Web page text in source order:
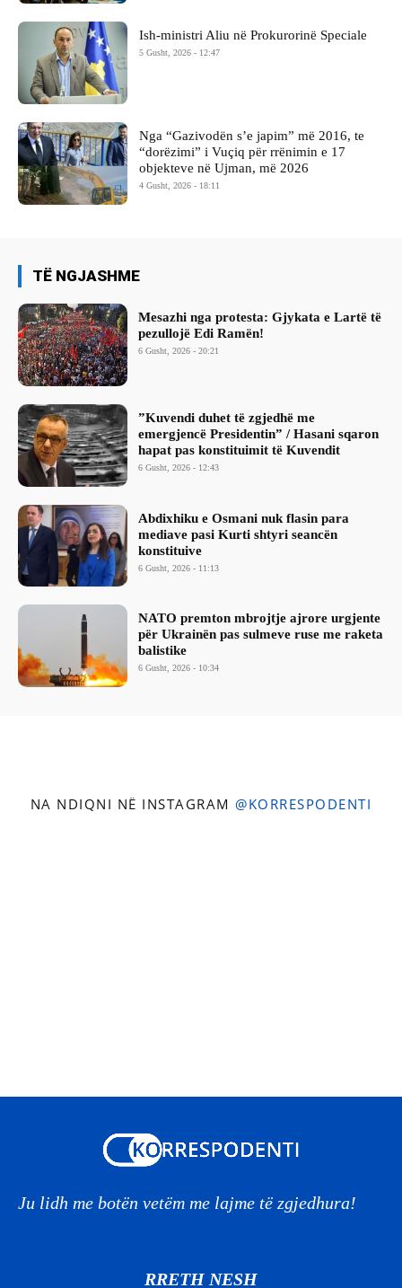
Ish-ministri ​Aliu në Prokurorinë Speciale
5 Gusht, 2026 - 12:47
Nga “Gazivodën s’e japim” më 2016, te
“dorëzimi” i Vuçiq për rrënimin e 17
objekteve në Ujman, më 2026
4 Gusht, 2026 - 18:11
TË NGJASHME
Mesazhi nga protesta: Gjykata e Lartë të
pezullojë Edi Ramën!
6 Gusht, 2026 - 20:21
​”Kuvendi duhet të zgjedhë me
emergjencë Presidentin” / Hasani sqaron
hapat pas konstituimit të Kuvendit
6 Gusht, 2026 - 12:43
Abdixhiku e Osmani nuk flasin para
mediave pasi Kurti shtyri seancën
konstituive
6 Gusht, 2026 - 11:13
NATO premton mbrojtje ajrore urgjente
për Ukrainën pas sulmeve ruse me raketa
balistike
6 Gusht, 2026 - 10:34
NA NDIQNI NË INSTAGRAM @KORRESPODENTI
Ju lidh me botën vetëm me lajme të zgjedhura!
RRETH NESH